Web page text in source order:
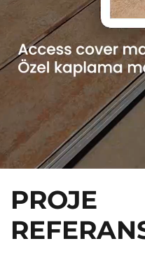
PROJE